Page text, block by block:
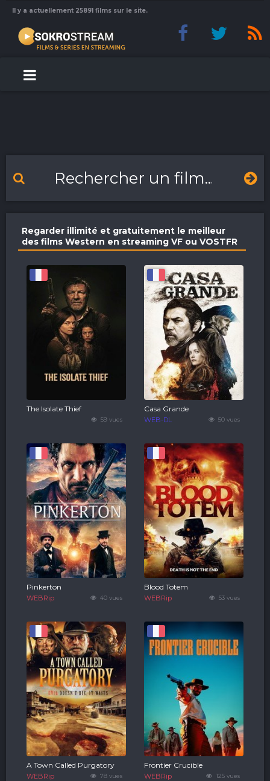
Il y a actuellement 25891 films sur le site.
Regarder illimité et gratuitement le meilleur
des films Western en streaming VF ou VOSTFR
59 vues
The Isolate Thief
50 vues
Casa Grande
WEB-DL
40 vues
Pinkerton
WEBRip 53 vues
Blood Totem
WEBRip
78 vues
A Town Called Purgatory
WEBRip 125 vues
Frontier Crucible
WEBRip